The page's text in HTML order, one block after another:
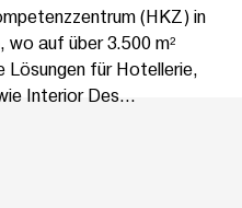
(HKZ) in
wo auf über 3.500 m²
Lösungen für Hotellerie,
Interior Des...